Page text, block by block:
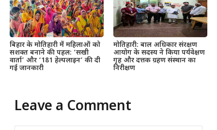
बिहार के मोतिहारी में महिलाओं को
सशक्त बनाने की पहल: ‘सखी
वार्ता’ और ‘181 हेल्पलाइन’ की दी
गई जानकारी
मोतिहारी: बाल अधिकार संरक्षण
आयोग के सदस्य ने किया पर्यवेक्षण
गृह और दत्तक ग्रहण संस्थान का
निरीक्षण
Leave a Comment